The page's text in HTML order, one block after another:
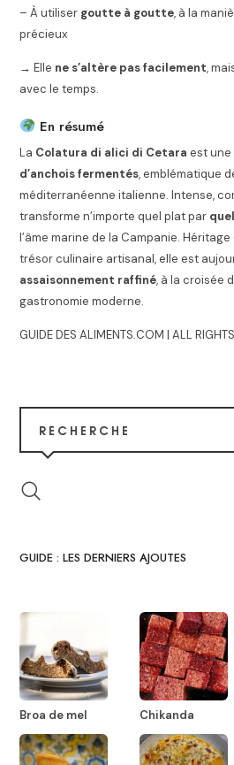
– À utiliser goutte à goutte, à la
précieux
→ Elle ne s’altère pas facilement,
avec le temps.
En résumé
La Colatura di alici di Cetara est une
d’anchois fermentés, emblématique
méditerranéenne italienne. Intense,
transforme n’importe quel plat par
l’âme marine de la Campanie.
trésor culinaire artisanal, elle est
assaisonnement raffiné, à la croisée
gastronomie moderne.
GUIDE DES ALIMENTS.COM | ALL
RECHERCHE
GUIDE : LES DERNIERS AJOUTES
Broa de mel Chikanda